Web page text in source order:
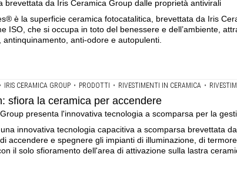
brevettata da Iris Ceramica Group dalle proprietà antivirali
è la superficie ceramica fotocatalitica, brevettata da Iris
ISO, che si occupa in toto del benessere e dell’ambiente,
antinquinamento, anti-odore e autopulenti.
• IRIS CERAMICA GROUP • PRODOTTI • RIVESTIMENTI IN CERAMICA •
sfiora la ceramica per accendere
presenta l'innovativa tecnologia a scomparsa per la
innovativa tecnologia capacitiva a scomparsa brevettata
accendere e spegnere gli impianti di illuminazione, di
il solo sfioramento dell'area di attivazione sulla lastra